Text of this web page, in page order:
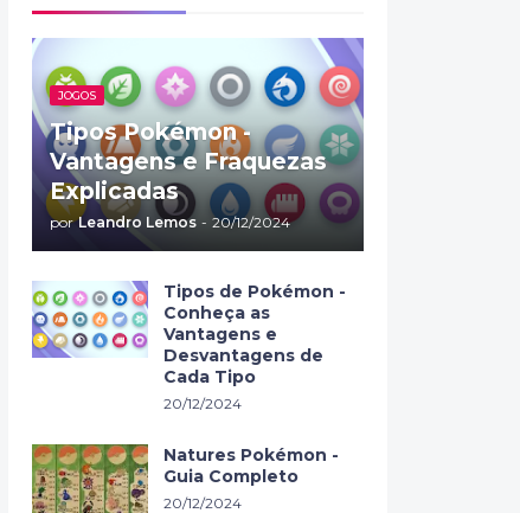
JOGOS
Tipos Pokémon -
Vantagens e Fraquezas
Explicadas
por Leandro Lemos - 20/12/2024
Tipos de Pokémon -
Conheça as
Vantagens e
Desvantagens de
Cada Tipo
20/12/2024
Natures Pokémon -
Guia Completo
20/12/2024